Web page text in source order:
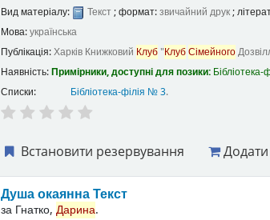
Вид матеріалу: Текст; формат:звичайний друк;
Мова:українська
Публікація:Харків Книжковий Клуб"КлубСімейного
Наявність:Примірники, доступні для позики:
Списки:
Бібліотека-філія № 3.
Встановити резервування
Душа окаяннаТекст
за Гнатко, Дарина.